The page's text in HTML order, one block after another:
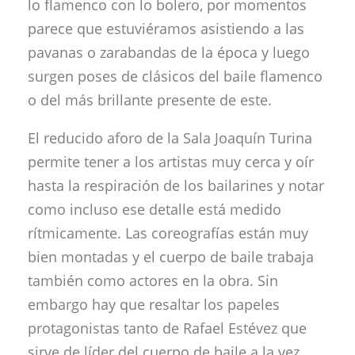
lo flamenco con lo bolero, por momentos
parece que estuviéramos asistiendo a las
pavanas o zarabandas de la época y luego
surgen poses de clásicos del baile flamenco
o del más brillante presente de este.
El reducido aforo de la Sala Joaquín Turina
permite tener a los artistas muy cerca y oír
hasta la respiración de los bailarines y notar
como incluso ese detalle está medido
rítmicamente. Las coreografías están muy
bien montadas y el cuerpo de baile trabaja
también como actores en la obra. Sin
embargo hay que resaltar los papeles
protagonistas tanto de Rafael Estévez que